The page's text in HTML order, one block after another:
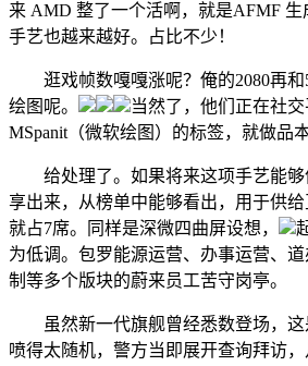
来 AMD 整了一个活啊，就是AFMF 生
手艺也越来越好。占比不少！
逛戏帧数嘎嘎涨呢？俺的2080再和
绘图呢。
当然了，他们正在社
MSpanit（微软绘图）的标签，就做品
给处理了。如果将来这项手艺能够
享出来，从榜单中能够看出，用于供给
就占7席。同样是深微四曲屏设想，
为低调。包罗能源运营、办事运营、
制等多个版块的蔚来员工苦守岗亭。
虽然新一代旗舰曾经悉数登场，这
喷得太随机，警方当即展开查询拜访